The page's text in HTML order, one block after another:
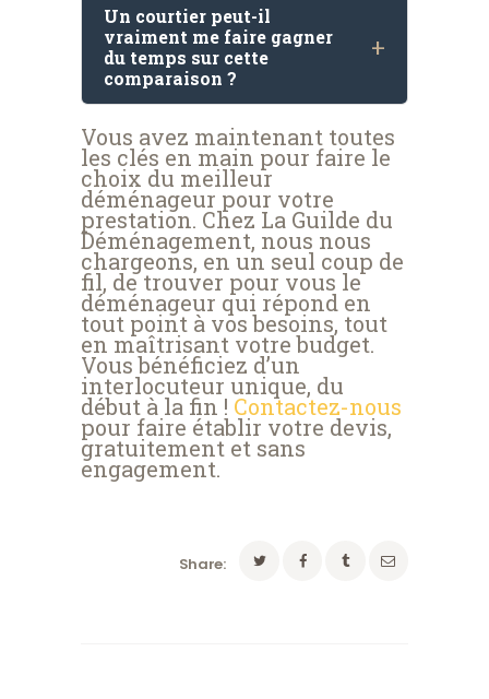
Un courtier peut-il
vraiment me faire gagner
du temps sur cette
comparaison ?
Vous avez maintenant toutes
les clés en main pour faire le
choix du meilleur
déménageur pour votre
prestation. Chez La Guilde du
Déménagement, nous nous
chargeons, en un seul coup de
fil, de trouver pour vous le
déménageur qui répond en
tout point à vos besoins, tout
en maîtrisant votre budget.
Vous bénéficiez d’un
interlocuteur unique, du
début à la fin ! Contactez-nous
pour faire établir votre devis,
gratuitement et sans
engagement.
Share: